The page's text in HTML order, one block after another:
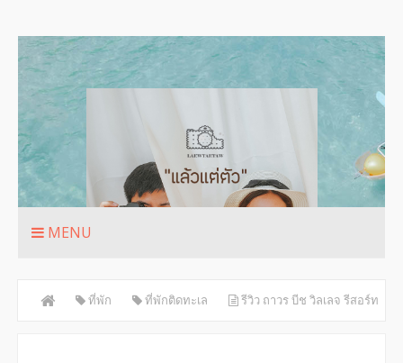
MENU
ที่พัก ที่พักติดทะเล รีวิว ถาวร บีช วิลเลจ รีสอร์ท